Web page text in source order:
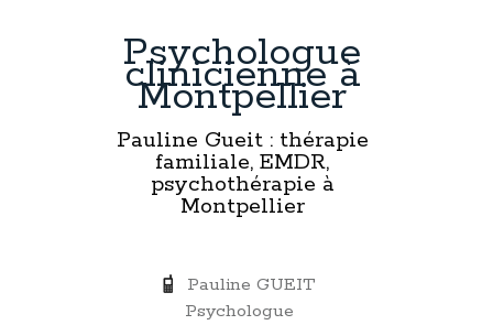
Psychologue
clinicienne à
Montpellier
Pauline Gueit : thérapie
familiale, EMDR,
psychothérapie à
Montpellier
Pauline GUEIT
Psychologue